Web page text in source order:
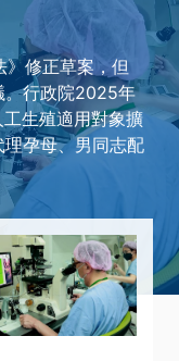
修正草案，但
。行政院2025年
生殖適用對象擴
孕母、男同志配